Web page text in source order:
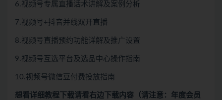
6.视频号专属直播话术讲解及案例分析
7.视频号+抖音并线双开直播
8.视频号直播预约功能详解及推广设置
9.视频号互选平台及选品中心操作指南
10.视频号微信豆付费投放指南
想看详细教程下载请看右边下载内容 （请注意：年度会员